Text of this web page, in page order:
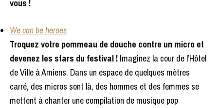
vous !
We can be heroes
Troquez votre pommeau de douche contre un micro et
devenez les stars du festival ! Imaginez la cour de l’Hôtel
de Ville à Amiens. Dans un espace de quelques mètres
carré, des micros sont là, des hommes et des femmes se
mettent à chanter une compilation de musique pop